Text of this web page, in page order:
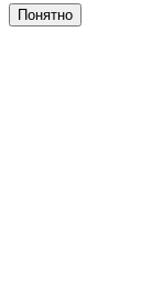
Понятно